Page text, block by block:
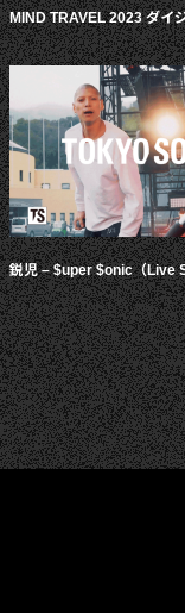
MIND TRAVEL 2023 ダイ
鋭児 – $uper $onic（Live